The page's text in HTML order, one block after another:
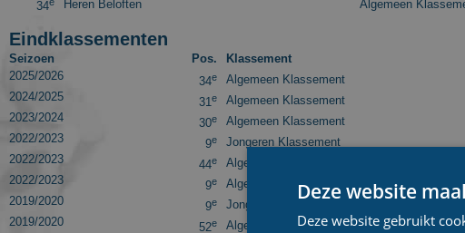
34
Heren Beloften Algemeen
Eindklassementen
Seizoen Pos. Klassement
2025/2026
34e Algemeen Klassement
2024/2025
31e Algemeen Klassement
2023/2024
30e Algemeen Klassement
2022/2023
9e Jongeren Klassement
2022/2023
44e Algemeen Klassement
2022/2023
9e Algemeen Klassement
2019/2020
9e Jongeren Klassement
2019/2020
52e Algemeen Klassement
Deze website
Deze website gebruikt